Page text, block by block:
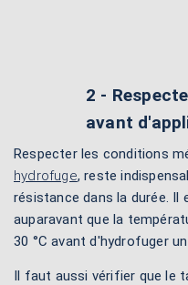
2 -
avant
Respecter les conditions
hydrofuge, reste
résistance dans la durée.
auparavant que la
30 °C avant d'hydrofuger
Il faut aussi vérifier que le